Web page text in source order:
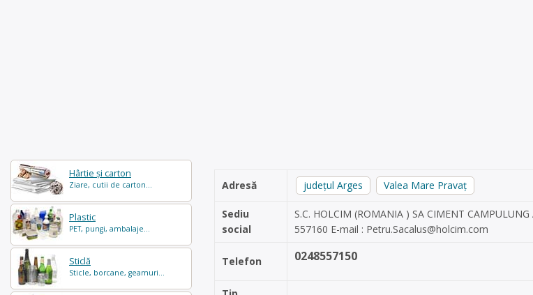
Hârtie și carton
Ziare, cutii de carton...
Plastic
PET, pungi, ambalaje...
Sticlă
Sticle, borcane, geamuri...
Adresă județul Arges Valea Mare Pravaț
Sediu
social
S.C. HOLCIM (ROMANIA ) SA CIMENT
557160 E-mail : Petru.Sacalus@holcim.com
Telefon 0248557150